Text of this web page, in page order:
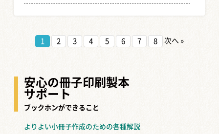
1冊の同人誌はどのくらいの時間ででき
「同人誌を作成したいけれど、どのく
時間で出せるのか知 […]
搬入...
同人誌を会場に持ち込む方法は、大き
1 2 3 4 5 6 7 8 次へ »
安心の冊子印刷製本
サポート
ブックホンができること
よりよい小冊子作成のための各種解説